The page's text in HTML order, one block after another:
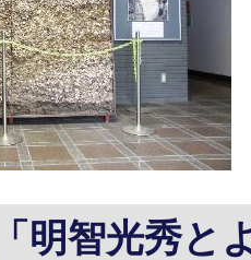
明智光秀と